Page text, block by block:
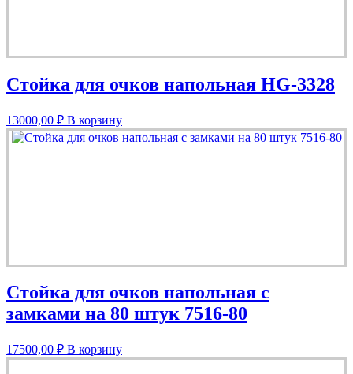
Стойка для очков напольная HG-3328
13000,00 ₽ В корзину
Стойка для очков напольная с
замками на 80 штук 7516-80
17500,00 ₽ В корзину